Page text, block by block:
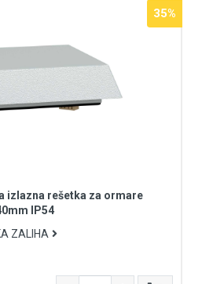
izlazna rešetka za ormare
IP54
ZALIHA
35%